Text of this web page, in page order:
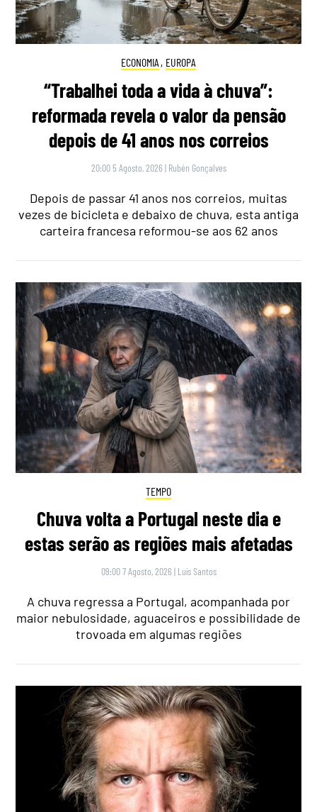
ECONOMIA , EUROPA
“Trabalhei toda a vida à chuva”:
reformada revela o valor da pensão
depois de 41 anos nos correios
20:00 5 Agosto, 2026 | Rubén Gonçalves
Depois de passar 41 anos nos correios, muitas
vezes de bicicleta e debaixo de chuva, esta antiga
carteira francesa reformou-se aos 62 anos
TEMPO
Chuva volta a Portugal neste dia e
estas serão as regiões mais afetadas
09:00 7 Agosto, 2026 | Luís Santos
A chuva regressa a Portugal, acompanhada por
maior nebulosidade, aguaceiros e possibilidade de
trovoada em algumas regiões